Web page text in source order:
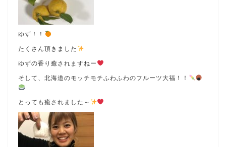
ゆず！！
たくさん頂きました
ゆずの香り癒されますねー
そして、北海道のモッチモチふわふわのフルーツ大福！！
とっても癒されました～